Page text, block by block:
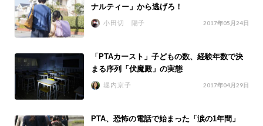
ナルティー」から逃げろ！
小田切 陽子 2017年05月24日
「PTAカースト」子どもの数、経験年数で決
まる序列「伏魔殿」の実態
堀内京子 2017年04月29日
PTA、恐怖の電話で始まった「涙の1年間」